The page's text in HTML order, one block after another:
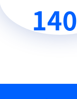
140